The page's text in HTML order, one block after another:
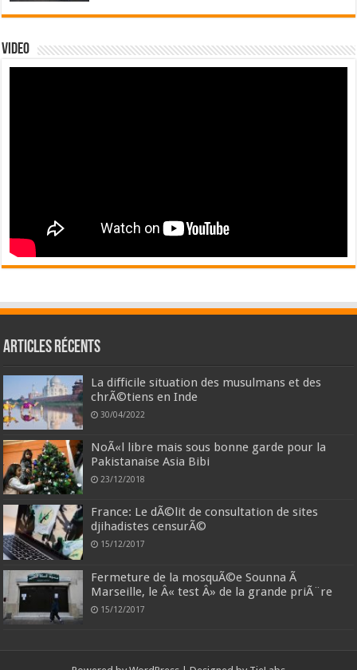
Video
Articles récents
La difficile situation des musulmans et des
chrÃ©tiens en Inde
30/04/2022
NoÃ«l libre mais sous bonne garde pour la
Pakistanaise Asia Bibi
23/12/2018
France: Le dÃ©lit de consultation de sites
djihadistes censurÃ©
15/12/2017
Fermeture de la mosquÃ©e Sounna Ã
Marseille, le Â« test Â» de la grande priÃ¨re
15/12/2017